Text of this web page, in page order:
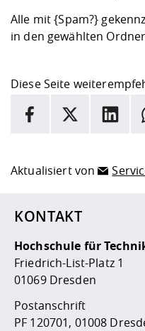
Alle mit {Spam?}
in den gewählten
Diese Seite
INFORMATION
Hier stehen weitere
Facebook
X LinkedIn
Aktualisiert von
KONTAKT
Hochschule für
Friedrich-List-Platz 1
01069 Dresden
Postanschrift
PF 120701, 01008